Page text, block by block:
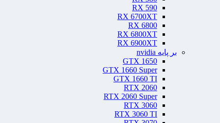
RX 590
RX 6700XT
RX 6800
RX 6800XT
RX 6900XT
بر پایه nvidia
GTX 1650
GTX 1660 Super
GTX 1660 TI
RTX 2060
RTX 2060 Super
RTX 3060
RTX 3060 TI